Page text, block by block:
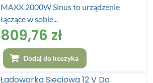
MAXX 2000W Sinus to urządzenie
łączące w sobie...
809,76 zł
Dodaj do koszyka
Ładowarka Sieciowa 12 V Do